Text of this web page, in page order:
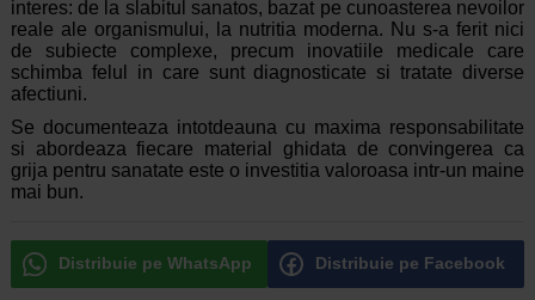
interes: de la slabitul sanatos, bazat pe cunoasterea nevoilor
reale ale organismului, la nutritia moderna. Nu s-a ferit nici
de subiecte complexe, precum inovatiile medicale care
schimba felul in care sunt diagnosticate si tratate diverse
afectiuni.
Se documenteaza intotdeauna cu maxima responsabilitate
si abordeaza fiecare material ghidata de convingerea ca
grija pentru sanatate este o investitia valoroasa intr-un maine
mai bun.
Distribuie pe WhatsApp Distribuie pe Facebook